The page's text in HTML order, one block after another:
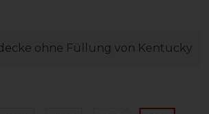
ohne Füllung von Kentucky